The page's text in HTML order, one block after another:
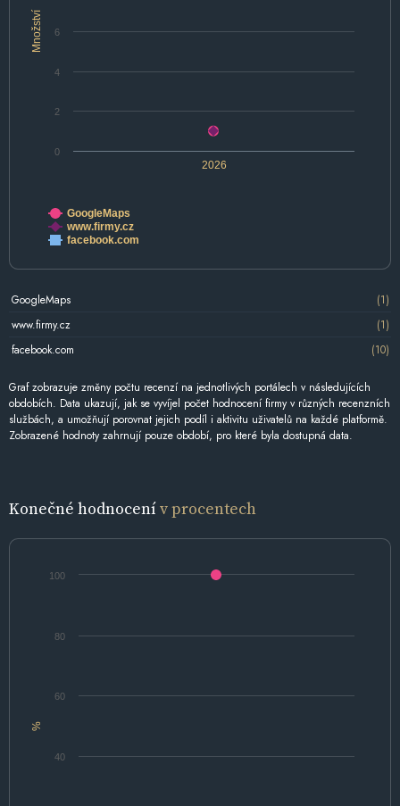
Množství
2026
0
2
4
6
GoogleMaps
www.firmy.cz
facebook.com
GoogleMaps
(1)
www.firmy.cz
(1)
facebook.com
(10)
Graf zobrazuje změny počtu recenzí na jednotlivých portálech v následujících
obdobích. Data ukazují, jak se vyvíjel počet hodnocení firmy v různých recenzních
službách, a umožňují porovnat jejich podíl i aktivitu uživatelů na každé platformě.
Zobrazené hodnoty zahrnují pouze období, pro které byla dostupná data.
Konečné hodnocenív procentech
%
40
60
80
100